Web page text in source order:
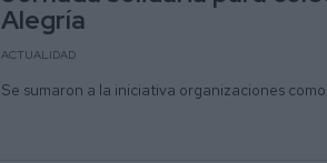
Alegría
ACTUALIDAD
Se sumaron a la iniciativa organizaciones